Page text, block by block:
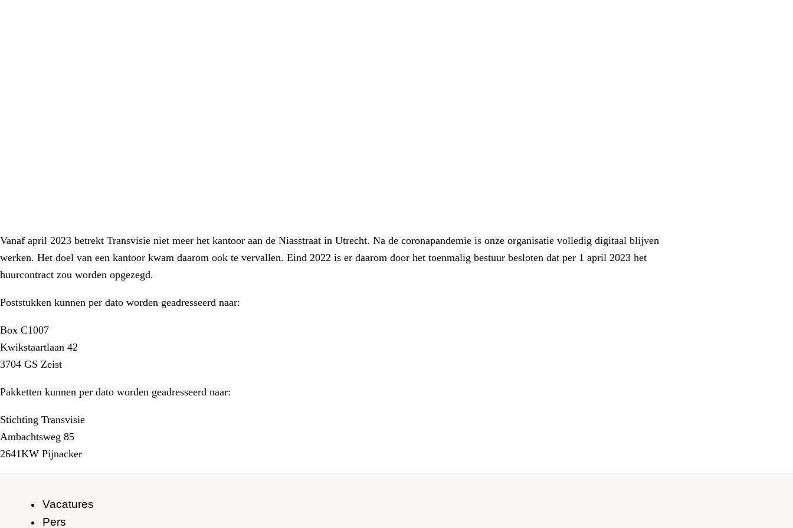
Vanaf april 2023 betrekt Transvisie niet meer het kantoor aan de Niasstraat in Utrecht. Na de coronapandemie is onze organisatie volledig digitaal blijven
werken. Het doel van een kantoor kwam daarom ook te vervallen. Eind 2022 is er daarom door het toenmalig bestuur besloten dat per 1 april 2023 het
huurcontract zou worden opgezegd.
Poststukken kunnen per dato worden geadresseerd naar:
Box C1007
Kwikstaartlaan 42
3704 GS Zeist
Pakketten kunnen per dato worden geadresseerd naar:
Stichting Transvisie
Ambachtsweg 85
2641KW Pijnacker
Vacatures
Pers